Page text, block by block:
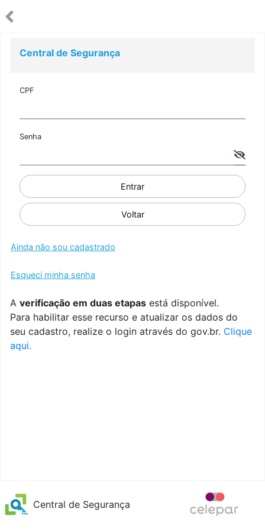
Central de Segurança
CPF
Senha
Entrar
Voltar
Ainda não sou cadastrado
Esqueci minha senha
A verificação em duas etapas está disponível.
Para habilitar esse recurso e atualizar os dados do
seu cadastro, realize o login através do gov.br. Clique
aqui.
Central de Segurança